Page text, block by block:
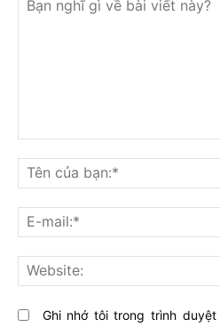
nghĩ
gì
về
bài
viết
này?
Ghi nhớ tôi trong trình